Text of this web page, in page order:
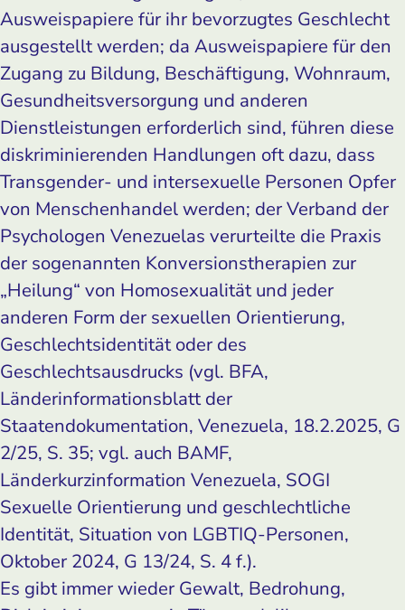
Ausweispapiere für ihr bevorzugtes Geschlecht
ausgestellt werden; da Ausweispapiere für den
Zugang zu Bildung, Beschäftigung, Wohnraum,
Gesundheitsversorgung und anderen
Dienstleistungen erforderlich sind, führen diese
diskriminierenden Handlungen oft dazu, dass
Transgender- und intersexuelle Personen Opfer
von Menschenhandel werden; der Verband der
Psychologen Venezuelas verurteilte die Praxis
der sogenannten Konversionstherapien zur
„Heilung“ von Homosexualität und jeder
anderen Form der sexuellen Orientierung,
Geschlechtsidentität oder des
Geschlechtsausdrucks (vgl. BFA,
Länderinformationsblatt der
Staatendokumentation, Venezuela, 18.2.2025, G
2/25, S. 35; vgl. auch BAMF,
Länderkurzinformation Venezuela, SOGI
Sexuelle Orientierung und geschlechtliche
Identität, Situation von LGBTIQ-Personen,
Oktober 2024, G 13/24, S. 4 f.).
Es gibt immer wieder Gewalt, Bedrohung,